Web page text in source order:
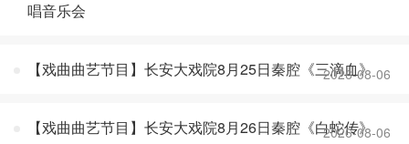
唱音乐会
【戏曲曲艺节目】长安大戏院8月25日秦腔《三滴血》
2026-08-06
【戏曲曲艺节目】长安大戏院8月26日秦腔《白蛇传》
2026-08-06